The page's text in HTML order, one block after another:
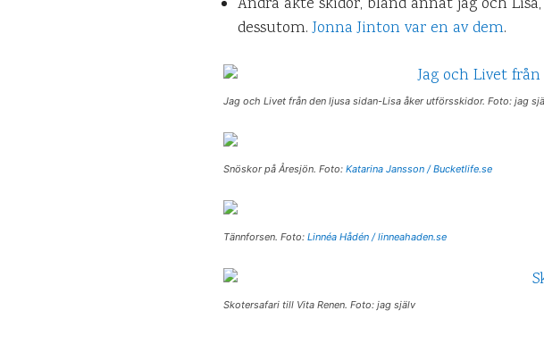
dessutom.Jonna Jinton var en av dem.
Jag och Livet från den ljusa sidan-Lisa åker utförsskidor. Foto: jag
Snöskor på Åresjön. Foto: Katarina Jansson / Bucketlife.se
Tännforsen. Foto: Linnéa Hådén / linneahaden.se
Skotersafari till Vita Renen. Foto: jag själv